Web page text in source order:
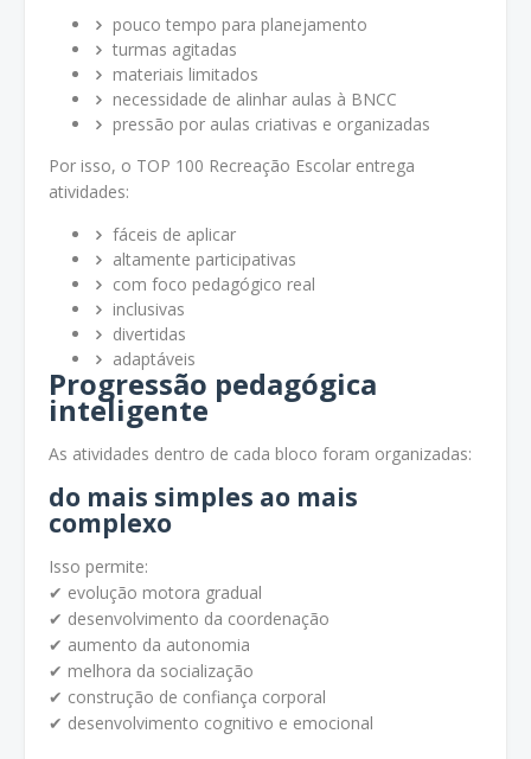
pouco tempo para planejamento
turmas agitadas
materiais limitados
necessidade de alinhar aulas à BNCC
pressão por aulas criativas e organizadas
Por isso, o TOP 100 Recreação Escolar entrega
atividades:
fáceis de aplicar
altamente participativas
com foco pedagógico real
inclusivas
divertidas
adaptáveis
Progressão pedagógica
inteligente
As atividades dentro de cada bloco foram organizadas:
do mais simples ao mais
complexo
Isso permite:
✔ evolução motora gradual
✔ desenvolvimento da coordenação
✔ aumento da autonomia
✔ melhora da socialização
✔ construção de confiança corporal
✔ desenvolvimento cognitivo e emocional